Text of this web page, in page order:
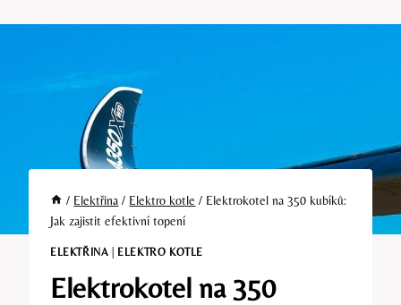
/ Elektřina / Elektro kotle / Elektrokotel na 350 kubíků:
Jak zajistit efektivní topení
ELEKTŘINA ELEKTRO KOTLE
Elektrokotel na 350